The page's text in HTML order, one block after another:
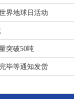
界地球日活动
突破50吨
毕等通知发货